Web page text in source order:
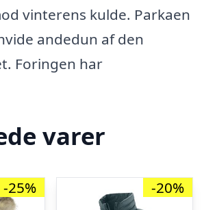
vinterens kulde. Parkaen
andedun af den
Foringen har
varer
-25% -20%